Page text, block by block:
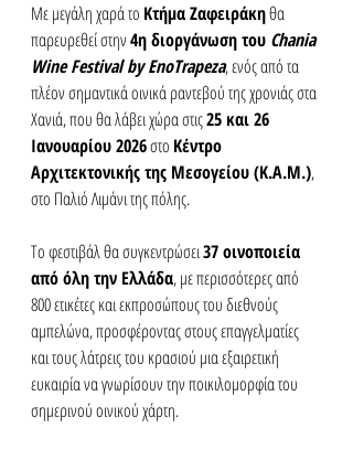
Με μεγάλη χαρά το Κτήμα Ζαφειράκη θα
παρευρεθεί στην 4η διοργάνωση του Chania
Wine Festival by EnoTrapeza, ενός από τα
πλέον σημαντικά οινικά ραντεβού της χρονιάς στα
Χανιά, που θα λάβει χώρα στις 25 και 26
Ιανουαρίου 2026 στο Κέντρο
Αρχιτεκτονικής της Μεσογείου (Κ.Α.Μ.),
στο Παλιό Λιμάνι της πόλης.
Το φεστιβάλ θα συγκεντρώσει 37 οινοποιεία
από όλη την Ελλάδα, με περισσότερες από
800 ετικέτες και εκπροσώπους του διεθνούς
αμπελώνα, προσφέροντας στους επαγγελματίες
και τους λάτρεις του κρασιού μια εξαιρετική
ευκαιρία να γνωρίσουν την ποικιλομορφία του
σημερινού οινικού χάρτη.